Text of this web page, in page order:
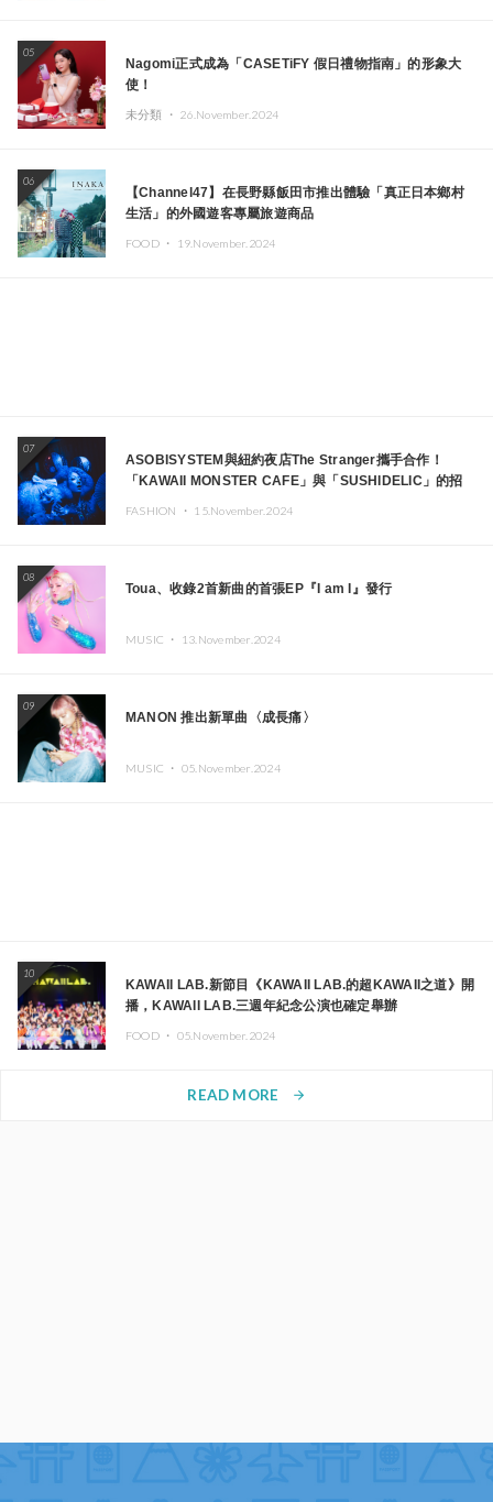
05
Nagomi正式成為「CASETiFY 假日禮物指南」的形象大
使！
未分類 ・ 26.November.2024
06
【Channel47】在長野縣飯田市推出體驗「真正日本鄉村
生活」的外國遊客專屬旅遊商品
FOOD ・ 19.November.2024
07
ASOBISYSTEM與紐約夜店The Stranger攜手合作！
「KAWAII MONSTER CAFE」與「SUSHIDELIC」的招
FASHION ・ 15.November.2024
08
Toua、收錄2首新曲的首張EP『I am I』發行
MUSIC ・ 13.November.2024
09
MANON 推出新單曲〈成長痛〉
MUSIC ・ 05.November.2024
10
KAWAII LAB.新節目《KAWAII LAB.的超KAWAII之道》開
播，KAWAII LAB.三週年紀念公演也確定舉辦
FOOD ・ 05.November.2024
READ MORE arrow_forward